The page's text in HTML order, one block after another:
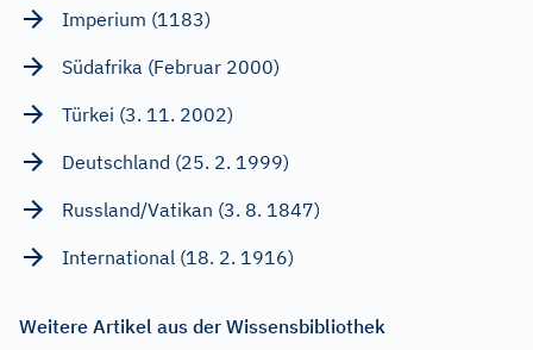
Imperium (1183)
Südafrika (Februar 2000)
Türkei (3. 11. 2002)
Deutschland (25. 2. 1999)
Russland/Vatikan (3. 8. 1847)
International (18. 2. 1916)
Weitere Artikel aus der Wissensbibliothek